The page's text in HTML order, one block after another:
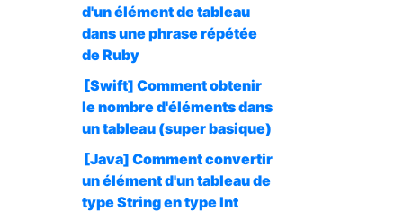
d'un élément de tableau
dans une phrase répétée
de Ruby
[Swift] Comment obtenir
le nombre d'éléments dans
un tableau (super basique)
[Java] Comment convertir
un élément d'un tableau de
type String en type Int